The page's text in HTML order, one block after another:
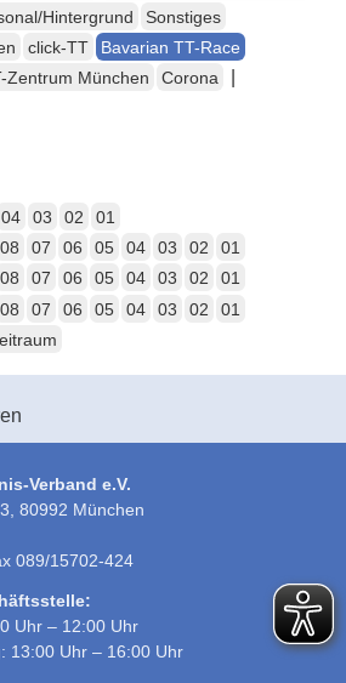
Hintergrund
Sonstiges
click-TT
Bavarian TT-Race
Zentrum München Corona
04 03 02 01
08 07 06 05 04 03 02 01
08 07 06 05 04 03 02 01
08 07 06 05 04 03 02
01
Verband e.V.
80992 München
089/15702-424
Uhr – 12:00 Uhr
13:00 Uhr – 16:00 Uhr